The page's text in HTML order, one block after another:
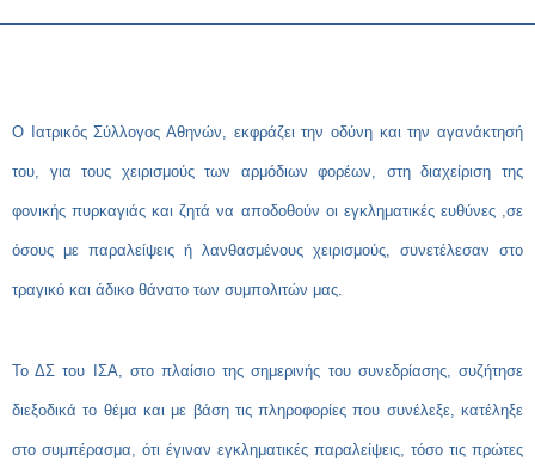
Ο Ιατρικός Σύλλογος Αθηνών, εκφράζει την οδύνη και την αγανάκτησή
του, για τους χειρισμούς των αρμόδιων φορέων, στη διαχείριση της
φονικής πυρκαγιάς και ζητά να αποδοθούν οι εγκληματικές ευθύνες ,σε
όσους με παραλείψεις ή λανθασμένους χειρισμούς, συνετέλεσαν στο
τραγικό και άδικο θάνατο των συμπολιτών μας.
Το ΔΣ του ΙΣΑ, στο πλαίσιο της σημερινής του συνεδρίασης, συζήτησε
διεξοδικά το θέμα και με βάση τις πληροφορίες που συνέλεξε, κατέληξε
στο συμπέρασμα, ότι έγιναν εγκληματικές παραλείψεις, τόσο τις πρώτες